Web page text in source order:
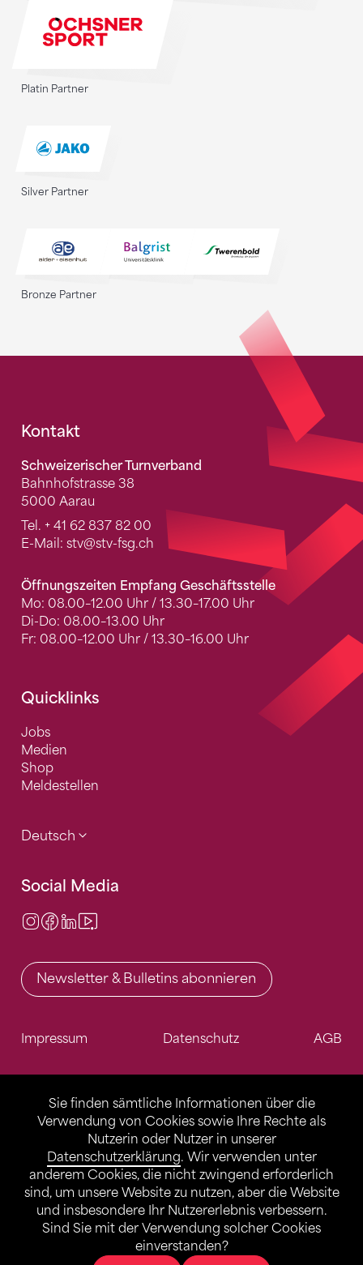
Sie finden sämtliche Informationen über die
Verwendung von Cookies sowie Ihre Rechte als
Nutzerin oder Nutzer in unserer
Datenschutzerklärung. Wir verwenden unter
anderem Cookies, die nicht zwingend erforderlich
sind, um unsere Website zu nutzen, aber die Website
und insbesondere Ihr Nutzererlebnis verbessern.
Sind Sie mit der Verwendung solcher Cookies
einverstanden?
Platin Partner
Silver Partner
Bronze Partner
Fusszeile
Kontakt
Schweizerischer Turnverband
Bahnhofstrasse 38
5000 Aarau
Tel. + 41 62 837 82 00
E-Mail: stv@stv-fsg.ch
Öffnungszeiten Empfang Geschäftsstelle
Mo: 08.00–12.00 Uhr / 13.30–17.00 Uhr
Di-Do: 08.00–13.00 Uhr
Fr: 08.00–12.00 Uhr / 13.30–16.00 Uhr
Quicklinks
Jobs
Medien
Shop
Meldestellen
Deutsch
Social Media
Instagram
Facebook
LinkedIn
Newsletter & Bulletins abonnieren
Impressum Datenschutz AGB